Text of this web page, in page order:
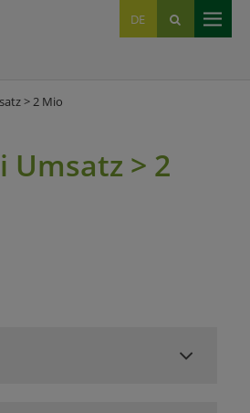
DE
IT
EN
> 2 Mio
Umsatz > 2